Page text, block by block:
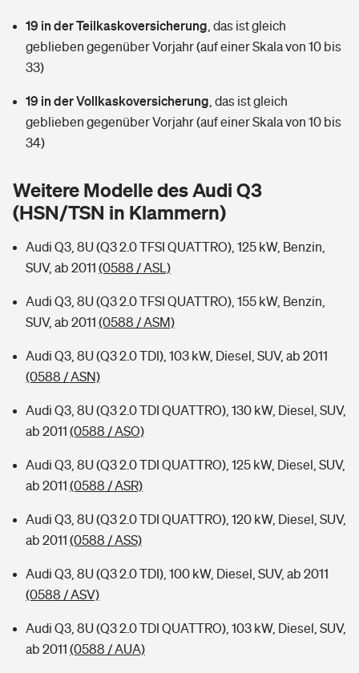
Sie haben Fragen?
Restkreditversicherung
Zur Übersicht
Tools
Wer versichert was: Jetzt Versicherer finden
Sie haben Fragen?
Hundehalter-Haftpflicht
Handyversicherung
Musikinstrumentenversicherung
Zur Übersicht
Kinderunfall-Check: Mehr Sicherheit für deine Kids
Typklassen: So ist Ihr Auto eingestuft
Tools
Wer versichert was: Jetzt Versicherer finden
Sie haben Fragen?
Rentenrechner: Wie viel Geld bekomme ich im Alter?
19 in der Teilkaskoversicherung das ist gleich
geblieben gegenüber Vorjahr (auf einer Skala von 10 bis
33)
19 in der Vollkaskoversicherung das ist gleich
geblieben gegenüber Vorjahr (auf einer Skala von 10 bis
34)
Weitere Modelle des Audi Q3
(HSN/TSN in Klammern)
Audi Q3, 8U (Q3 2.0 TFSI QUATTRO), 125 kW, Benzin,
SUV, ab 2011 (0588 / ASL)
Audi Q3, 8U (Q3 2.0 TFSI QUATTRO), 155 kW, Benzin,
SUV, ab 2011 (0588 / ASM)
Audi Q3, 8U (Q3 2.0 TDI), 103 kW, Diesel, SUV, ab 2011
(0588 / ASN)
Audi Q3, 8U (Q3 2.0 TDI QUATTRO), 130 kW, Diesel, SUV,
ab 2011 (0588 / ASO)
Audi Q3, 8U (Q3 2.0 TDI QUATTRO), 125 kW, Diesel, SUV,
ab 2011 (0588 / ASR)
Audi Q3, 8U (Q3 2.0 TDI QUATTRO), 120 kW, Diesel, SUV,
ab 2011 (0588 / ASS)
Audi Q3, 8U (Q3 2.0 TDI), 100 kW, Diesel, SUV, ab 2011
(0588 / ASV)
Audi Q3, 8U (Q3 2.0 TDI QUATTRO), 103 kW, Diesel, SUV,
ab 2011 (0588 / AUA)